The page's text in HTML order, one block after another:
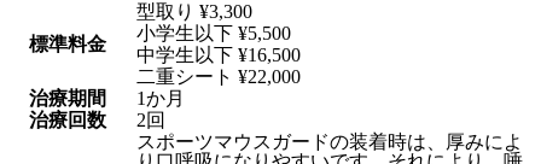
標準料金
型取り ¥3,300
小学生以下 ¥5,500
中学生以下 ¥16,500
二重シート ¥22,000
治療期間
1か月
治療回数
2回
スポーツマウスガードの装着時は、厚みによ